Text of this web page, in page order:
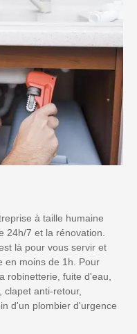
à taille humaine
24h/7 et la rénovation.
là pour vous servir et
en moins de 1h. Pour
robinetterie, fuite d'eau,
clapet anti-retour,
d'un plombier d'urgence